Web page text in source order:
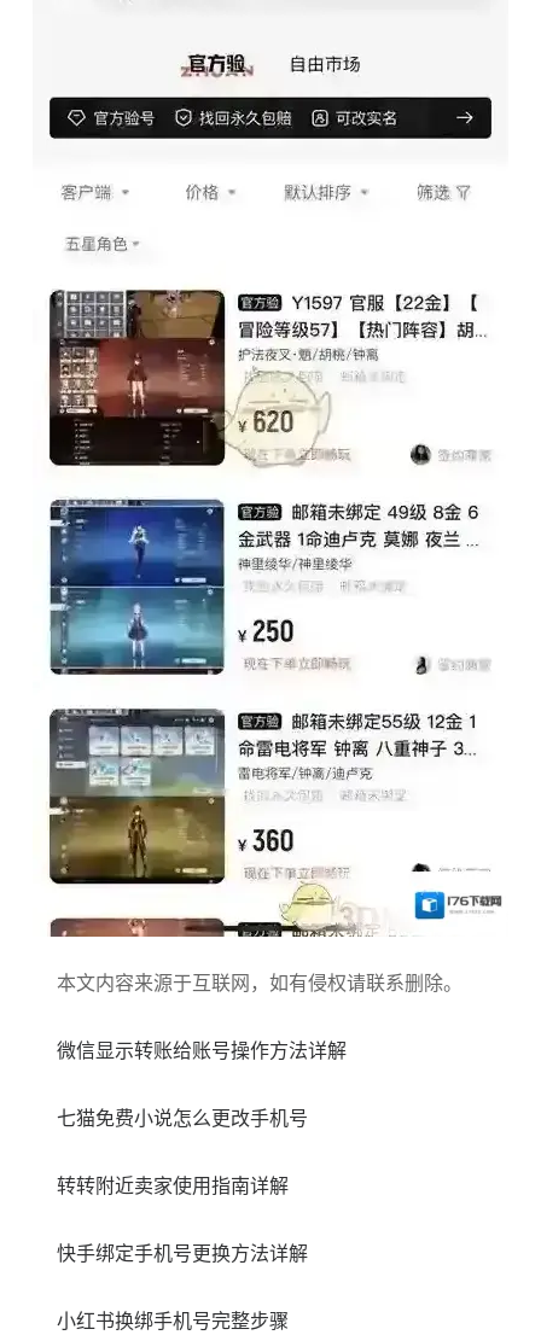
本文内容来源于互联网，如有侵权请联系删除。
微信显示转账给账号操作方法详解
七猫免费小说怎么更改手机号
转转附近卖家使用指南详解
快手绑定手机号更换方法详解
小红书换绑手机号完整步骤